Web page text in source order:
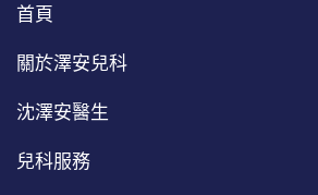
首頁
關於澤安兒科
沈澤安醫生
兒科服務